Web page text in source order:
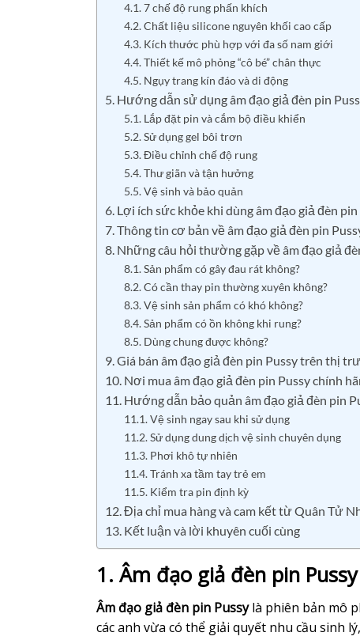
4.1. 7 chế độ rung phấn khích
4.2. Chất liệu silicone nguyên khối cao cấp
4.3. Kích thước phù hợp với đa số nam giới
4.4. Thiết kế mô phỏng “cô bé” chân thực
4.5. Ngụy trang kín đáo và di động
5. Hướng dẫn sử dụng âm đạo giả đèn pin
5.1. Lắp đặt pin và cắm bộ điều khiển
5.2. Sử dụng gel bôi trơn
5.3. Điều chỉnh chế độ rung
5.4. Thư giãn và tận hưởng
5.5. Vệ sinh và bảo quản
6. Lợi ích sức khỏe khi dùng âm đạo giả đèn pin
7. Thông tin cơ bản về âm đạo giả đèn pin
8. Những câu hỏi thường gặp về âm đạo giả
8.1. Sản phẩm có gây đau rát không?
8.2. Có cần thay pin thường xuyên không?
8.3. Vệ sinh sản phẩm có khó không?
8.4. Sản phẩm có ồn không khi rung?
8.5. Dùng chung được không?
9. Giá bán âm đạo giả đèn pin Pussy trên thị
10. Nơi mua âm đạo giả đèn pin Pussy chính
11. Hướng dẫn bảo quản âm đạo giả đèn pin
11.1. Vệ sinh ngay sau khi sử dụng
11.2. Sử dụng dung dịch vệ sinh chuyên dụng
11.3. Phơi khô tự nhiên
11.4. Tránh xa tầm tay trẻ em
11.5. Kiểm tra pin định kỳ
12. Địa chỉ mua hàng và cam kết từ Quân Tử
13. Kết luận và lời khuyên cuối cùng
1. Âm đạo giả đèn pin
Âm đạo giả đèn pin Pussylà phiên bản mô
các anh vừa có thể giải quyết nhu cầu sinh